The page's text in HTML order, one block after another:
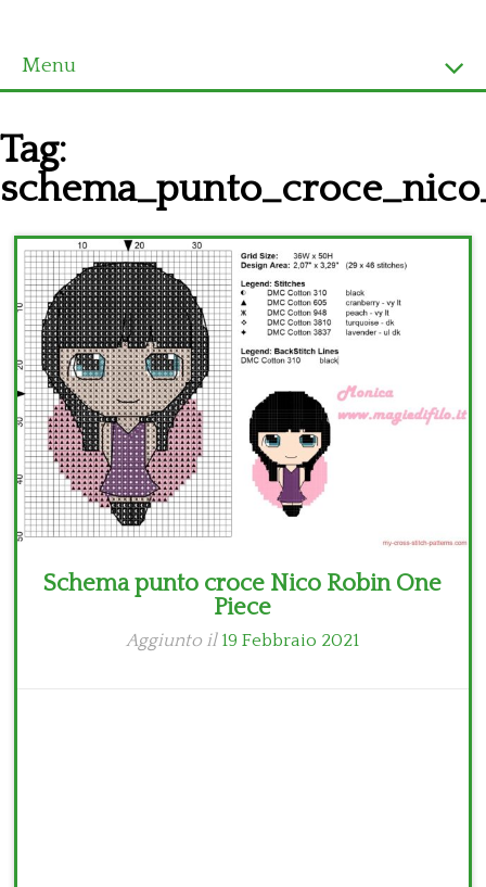
Menu
Ultimi schemi
Alfabeto
Bambini
Disney
Thun
Tag:
Schema punto croce Nico Robin One
Piece
Aggiunto il 19 Febbraio 2021